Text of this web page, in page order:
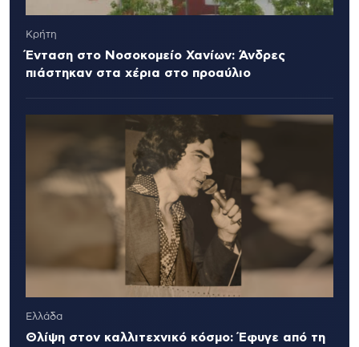
Κρήτη
Ένταση στο Νοσοκομείο Χανίων: Άνδρες
πιάστηκαν στα χέρια στο προαύλιο
Ελλάδα
Θλίψη στον καλλιτεχνικό κόσμο: Έφυγε από τη